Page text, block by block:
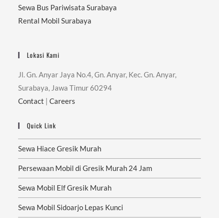
Sewa Bus Pariwisata Surabaya
Rental Mobil Surabaya
Lokasi Kami
Jl. Gn. Anyar Jaya No.4, Gn. Anyar, Kec. Gn. Anyar,
Surabaya, Jawa Timur 60294
Contact |Careers
Quick Link
Sewa Hiace Gresik Murah
Persewaan Mobil di Gresik Murah 24 Jam
Sewa Mobil Elf Gresik Murah
Sewa Mobil Sidoarjo Lepas Kunci